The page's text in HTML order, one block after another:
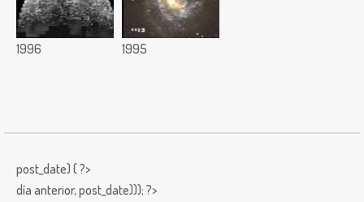
1996 1995
post_date) { ?>
día anterior,post_date))); ?>